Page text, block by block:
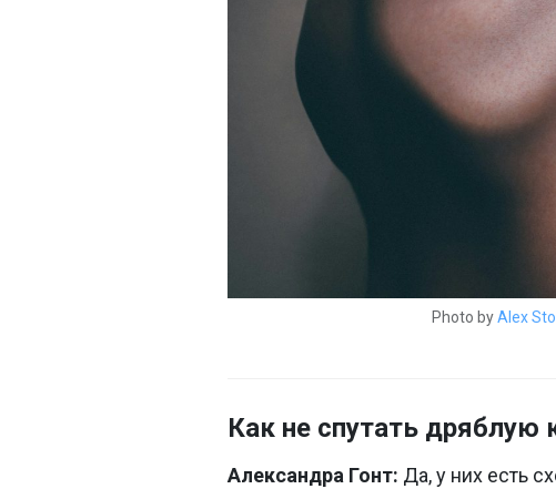
Photo byAlex
Как не спутать дряблую
Александра Гонт: Да, у них есть